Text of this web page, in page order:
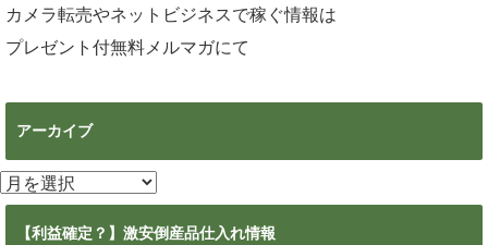
カメラ転売やネットビジネスで稼ぐ情報は
プレゼント付無料メルマガにて
アーカイブ
ア
ー
【利益確定？】激安倒産品仕入れ情報